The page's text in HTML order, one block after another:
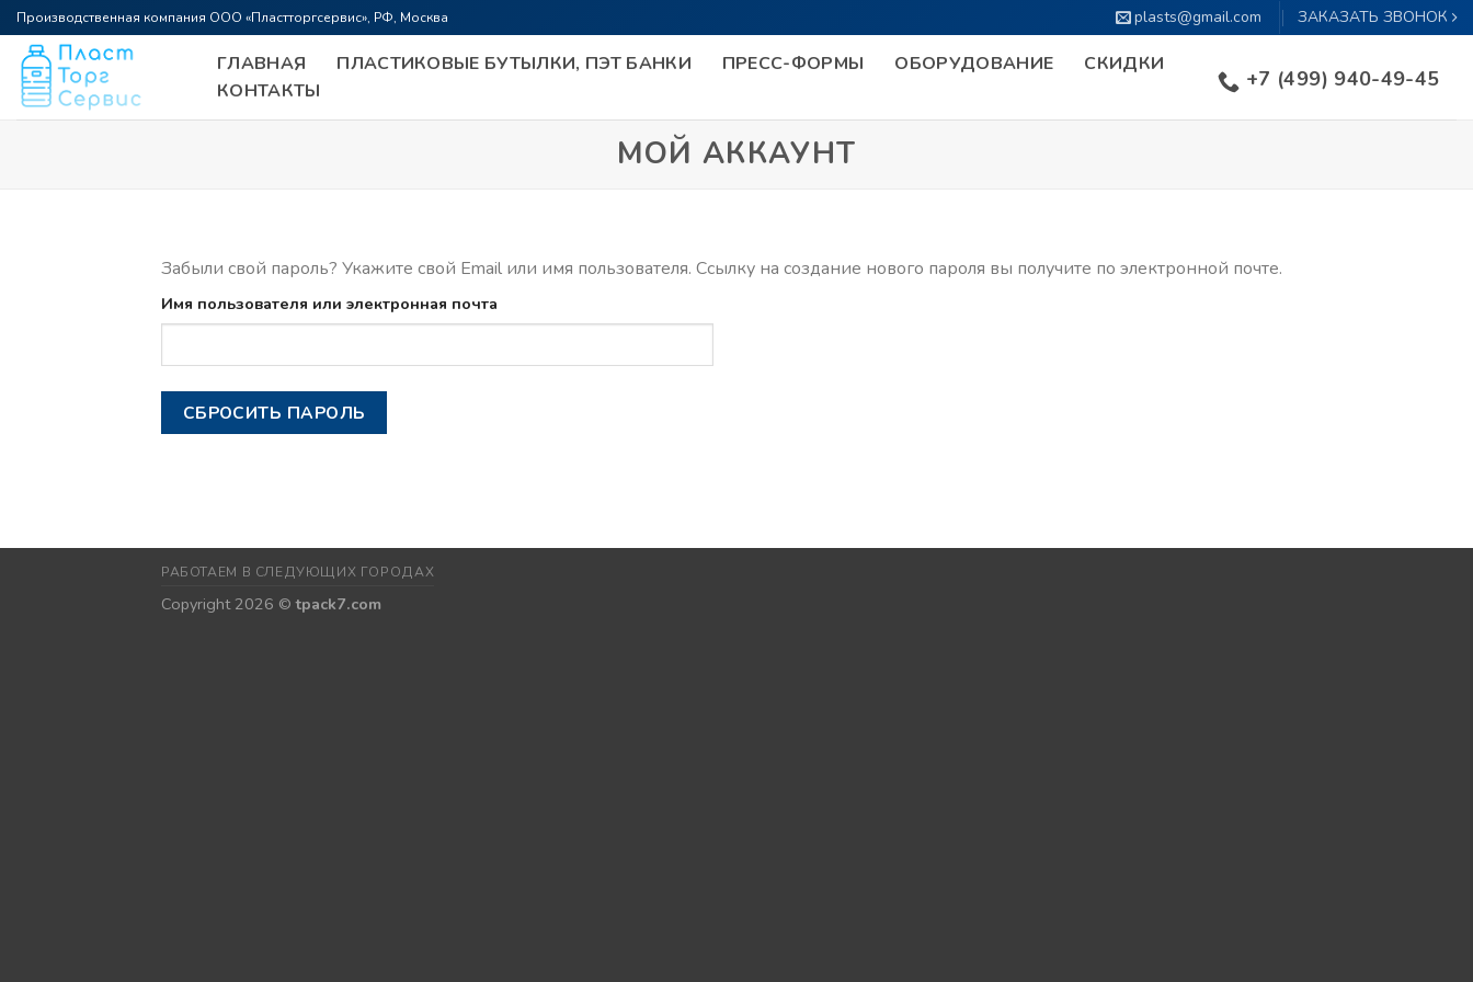
Skip
to
content
Производственная компания ООО «Пластторгсервис», РФ, Москва plasts@gmail.com ЗАКАЗАТЬ ЗВОНОК
ГЛАВНАЯ ПЛАСТИКОВЫЕ БУТЫЛКИ, ПЭТ БАНКИ ПРЕСС-ФОРМЫ ОБОРУДОВАНИЕ
СКИДКИ
КОНТАКТЫ
+7 (499) 940-49-45
МОЙ АККАУНТ
Забыли свой пароль? Укажите свой Email или имя пользователя. Ссылку на создание нового пароля вы получите по электронной почте.
Имя пользователя или электронная почта
СБРОСИТЬ ПАРОЛЬ
РАБОТАЕМ В СЛЕДУЮЩИХ ГОРОДАХ
Copyright 2026 ©tpack7.com